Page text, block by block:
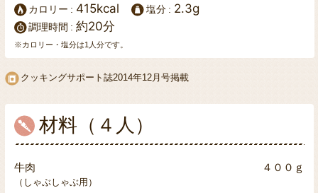
カロリー 415kcal 塩分 2.3g
調理時間 約20分
※カロリー・塩分は1人分です。
クッキングサポート誌2014年12月号掲載
材料（４人）
牛肉 ４００ｇ
（しゃぶしゃぶ用）